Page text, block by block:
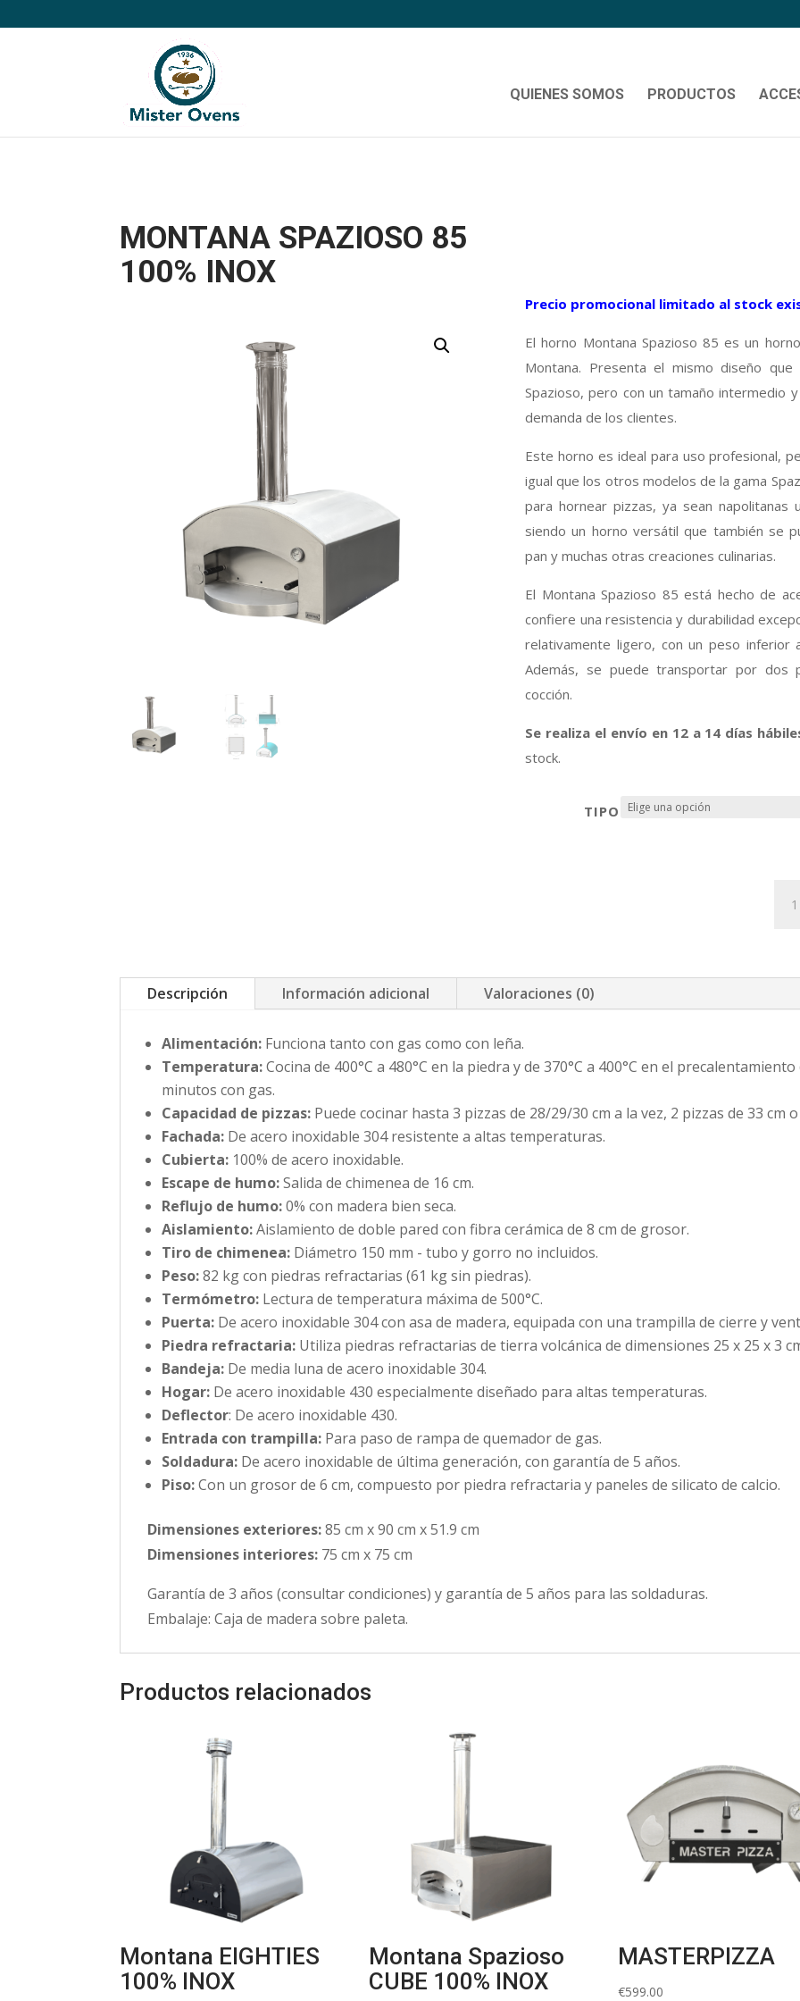
QUIENES SOMOS PRODUCTOS
MONTANA SPAZIOSO 85
100% INOX
Precio promocional limitado al stock
El horno Montana Spazioso 85 es un
Montana. Presenta el mismo diseño
Spazioso, pero con un tamaño intermedio
demanda de los clientes.
Este horno es ideal para uso profesional,
igual que los otros modelos de la gama
para hornear pizzas, ya sean
siendo un horno versátil que también se
pan y muchas otras creaciones culinarias.
El Montana Spazioso 85 está hecho de
confiere una resistencia y durabilidad
relativamente ligero, con un peso
Además, se puede transportar por dos
cocción.
Se realiza el envío en 12 a 14 días
stock.
TIPO
Descripción Información adicional Valoraciones (0)
Alimentación: Funciona tanto con gas como con leña.
Temperatura:Cocina de 400°C a 480°C en la piedra y de 370°C a 400°C en el
minutos con gas.
Capacidad de pizzas: Puede cocinar hasta 3 pizzas de 28/29/30 cm a la vez, 2 pizzas de 33 cm
Fachada: De acero inoxidable 304 resistente a altas temperaturas.
Cubierta: 100% de acero inoxidable.
Escape de humo:Salida de chimenea de 16 cm.
Reflujo de humo:0% con madera bien seca.
Aislamiento:Aislamiento de doble pared con fibra cerámica de 8 cm de grosor.
Tiro de chimenea: Diámetro 150 mm - tubo y gorro no incluidos.
Peso:82 kg con piedras refractarias (61 kg sin piedras).
Termómetro: Lectura de temperatura máxima de 500°C.
Puerta: De acero inoxidable 304 con asa de madera, equipada con una trampilla de cierre y
Piedra refractaria: Utiliza piedras refractarias de tierra volcánica de dimensiones 25 x 25 x 3
Bandeja: De media luna de acero inoxidable 304.
Hogar: De acero inoxidable 430 especialmente diseñado para altas temperaturas.
Deflector: De acero inoxidable 430.
Entrada con trampilla: Para paso de rampa de quemador de gas.
Soldadura: De acero inoxidable de última generación, con garantía de 5 años.
Piso:Con un grosor de 6 cm, compuesto por piedra refractaria y paneles de silicato de calcio.
Dimensiones exteriores:85 cm x 90 cm x 51.9 cm
Dimensiones interiores: 75 cm x 75 cm
Garantía de 3 años (consultar condiciones) y garantía de 5 años para las soldaduras.
Embalaje: Caja de madera sobre paleta.
Productos relacionados
Montana EIGHTIES
100% INOX
Montana Spazioso
CUBE 100% INOX
MASTERPIZZA
€599.00